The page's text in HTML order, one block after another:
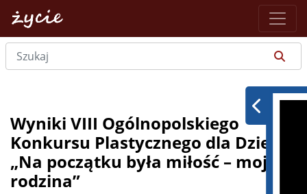
Wyniki VIII Ogólnopolskiego
Konkursu Plastycznego dla Dzieci
„Na początku była miłość – moja
rodzina”